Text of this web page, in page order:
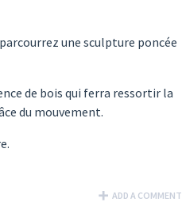
une sculpture poncée
de bois qui ferra ressortir la
du mouvement.
ADD A COMMENT